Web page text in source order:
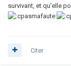
survivant, et qu'elle
Citer